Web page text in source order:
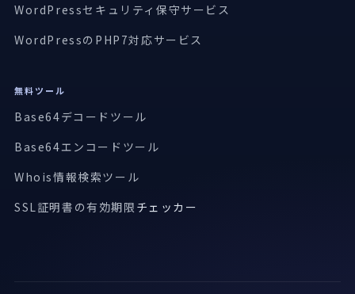
WordPressセキュリティ保守サービス
WordPressのPHP7対応サービス
無料ツール
Base64デコードツール
Base64エンコードツール
Whois情報検索ツール
SSL証明書の有効期限 チェッカー